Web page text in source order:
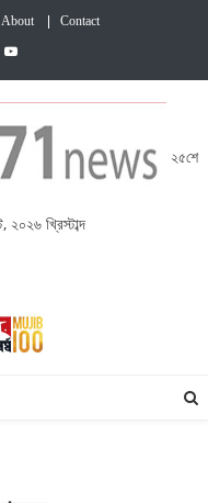
About Contact
২৫শে
খ্রিস্টাব্দ